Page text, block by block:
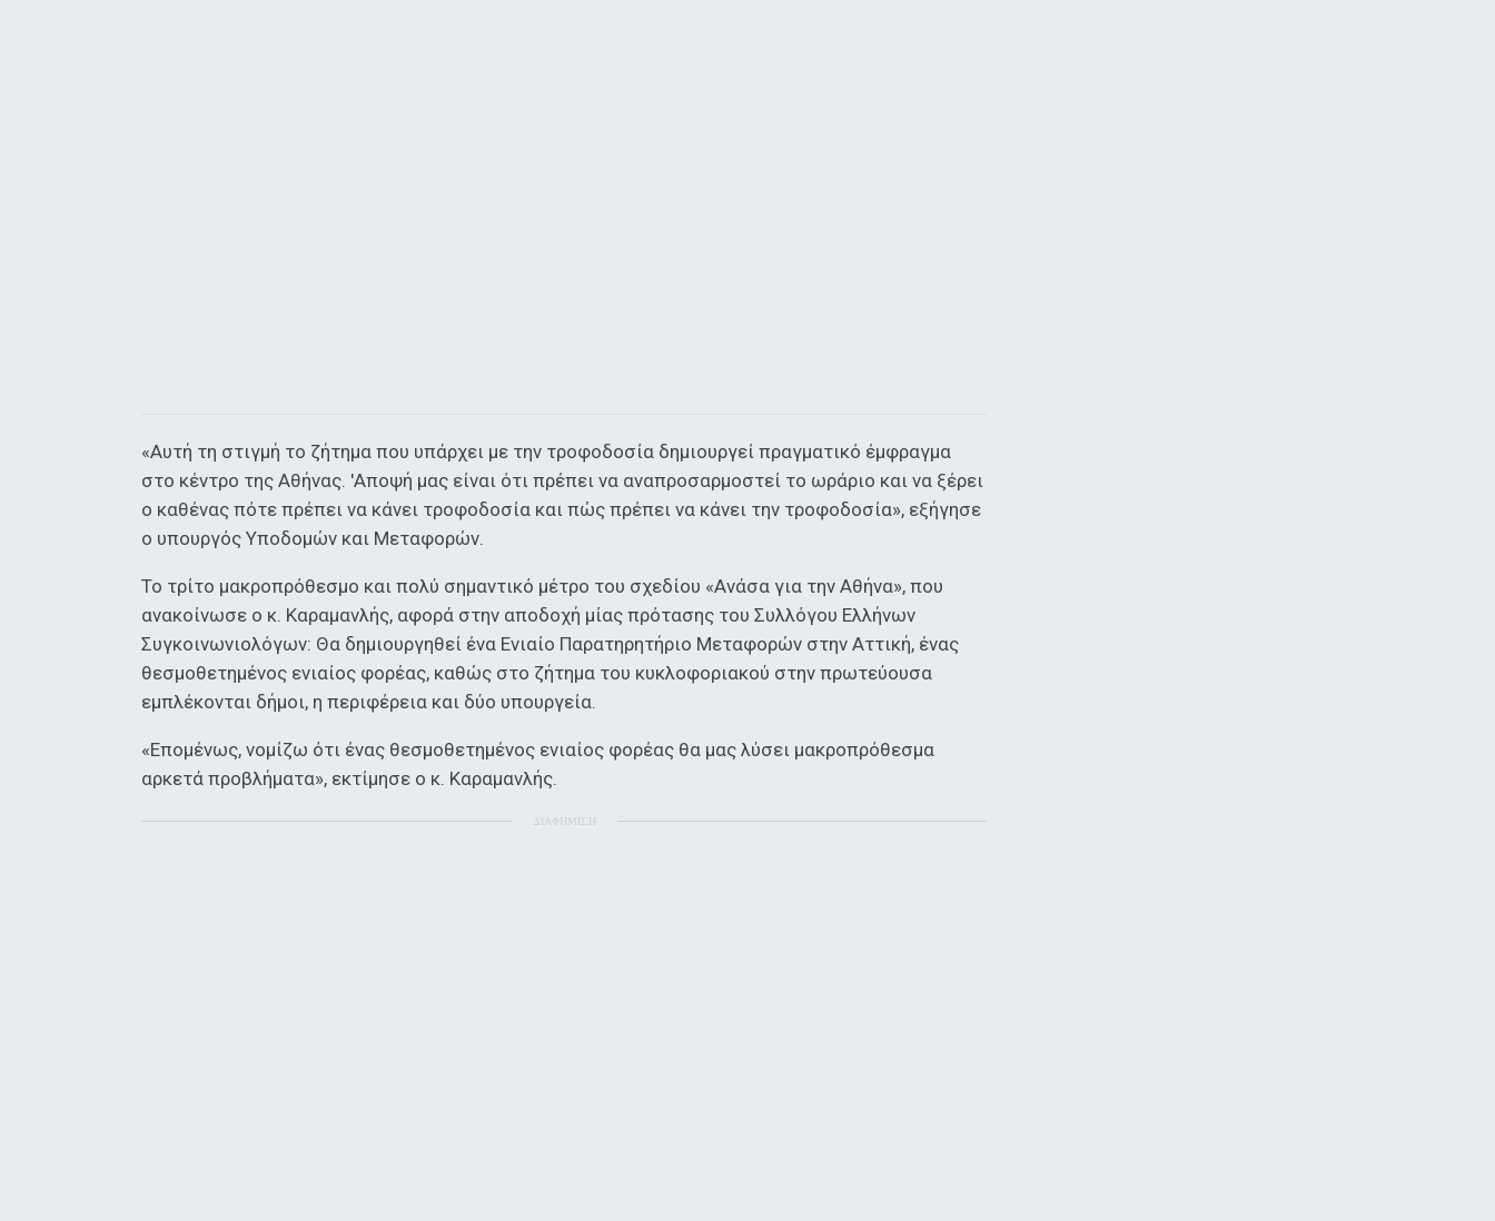
«Αυτή τη στιγμή το ζήτημα που υπάρχει με την τροφοδοσία δημιουργεί πραγματικό έμφραγμα
στο κέντρο της Αθήνας. 'Αποψή μας είναι ότι πρέπει να αναπροσαρμοστεί το ωράριο και να ξέρει
ο καθένας πότε πρέπει να κάνει τροφοδοσία και πώς πρέπει να κάνει την τροφοδοσία», εξήγησε
ο υπουργός Υποδομών και Μεταφορών.
Το τρίτο μακροπρόθεσμο και πολύ σημαντικό μέτρο του σχεδίου «Ανάσα για την Αθήνα», που
ανακοίνωσε ο κ. Καραμανλής, αφορά στην αποδοχή μίας πρότασης του Συλλόγου Ελλήνων
Συγκοινωνιολόγων: Θα δημιουργηθεί ένα Ενιαίο Παρατηρητήριο Μεταφορών στην Αττική, ένας
θεσμοθετημένος ενιαίος φορέας, καθώς στο ζήτημα του κυκλοφοριακού στην πρωτεύουσα
εμπλέκονται δήμοι, η περιφέρεια και δύο υπουργεία.
«Επομένως, νομίζω ότι ένας θεσμοθετημένος ενιαίος φορέας θα μας λύσει μακροπρόθεσμα
αρκετά προβλήματα», εκτίμησε ο κ. Καραμανλής.
ΔΙΑΦΗΜΙΣΗ